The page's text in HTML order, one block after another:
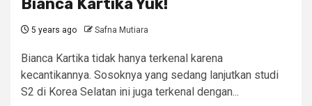
Bianca Kartika Yuk!
5 years ago Safna Mutiara
Bianca Kartika tidak hanya terkenal karena
kecantikannya. Sosoknya yang sedang lanjutkan studi
S2 di Korea Selatan ini juga terkenal dengan...